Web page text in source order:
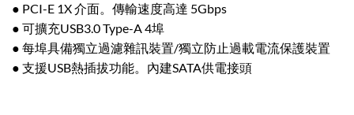
● PCI-E 1X 介面。傳輸速度高達 5Gbps
● 可擴充USB3.0 Type-A 4埠
● 每埠具備獨立過濾雜訊裝置/獨立防止過載電流保護裝置
● 支援USB熱插拔功能。內建SATA供電接頭